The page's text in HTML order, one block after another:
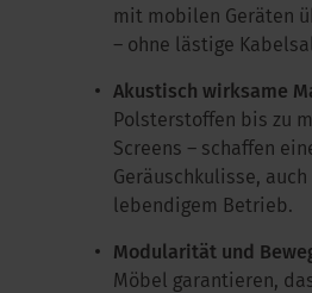
mit mobilen Geräten
– ohne lästige
Akustisch wirksame
Polsterstoffen bis zu
Screens – schaffen
Geräuschkulisse, auch
lebendigem Betrieb.
Modularität und
Möbel garantieren,